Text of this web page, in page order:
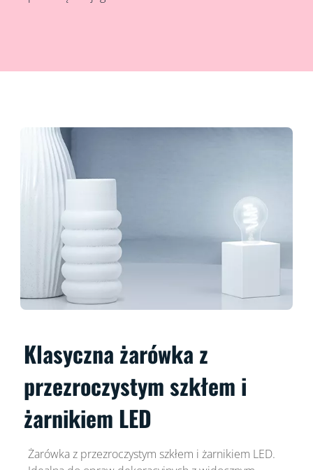
Klasyczna żarówka z
przezroczystym szkłem i
żarnikiem LED
Żarówka z przezroczystym szkłem i żarnikiem LED.